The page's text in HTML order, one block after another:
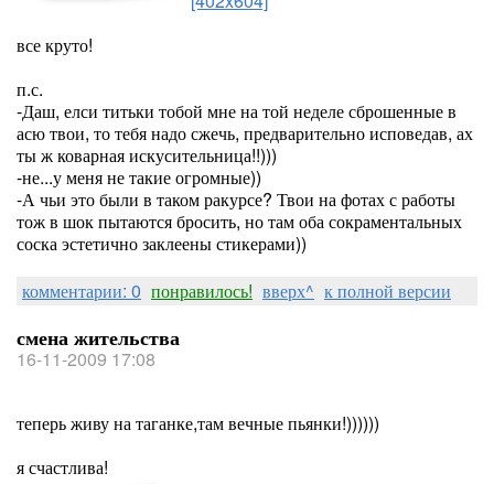
все круто!
п.с.
-Даш, елси титьки тобой мне на той неделе сброшенные в
асю твои, то тебя надо сжечь, предварительно исповедав, ах
ты ж коварная искусительница!!)))
-не...у меня не такие огромные))
-А чьи это были в таком ракурсе? Твои на фотах с работы
тож в шок пытаются бросить, но там оба сокраментальных
соска эстетично заклеены стикерами))
комментарии: 0 понравилось! вверх^ к полной версии
смена жительства
16-11-2009 17:08
теперь живу на таганке,там вечные пьянки!))))))
я счастлива!